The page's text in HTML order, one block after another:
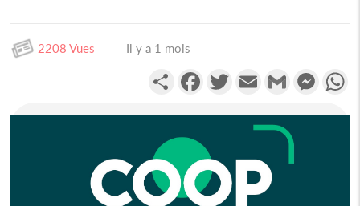
2208 Vues Il y a 1 mois
PartagerFacebookTwitterEmail Gmail